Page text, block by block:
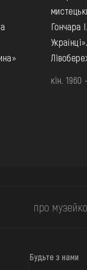
Гончара
кін. 1960
про музей
Будьте з нами